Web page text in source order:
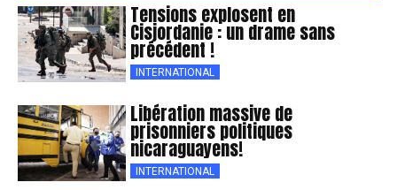
Tensions explosent en
Cisjordanie : un drame sans
précédent !
INTERNATIONAL
Libération massive de
prisonniers politiques
nicaraguayens!
INTERNATIONAL